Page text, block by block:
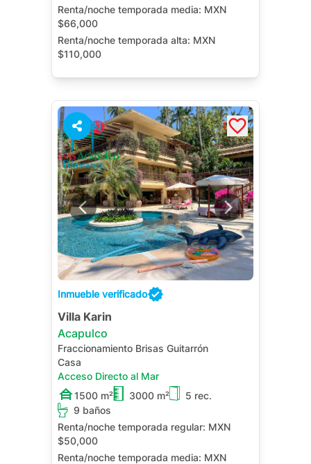
Renta/noche temporada media: MXN
$66,000
Renta/noche temporada alta: MXN
$110,000
Alberca Privada Terraza
21 1
Inmueble verificado
Villa Karin
Acapulco
Fraccionamiento Brisas Guitarrón
Casa
Acceso Directo al Mar
1500 m²
3000 m²
5 rec.
9 baños
Renta/noche temporada regular: MXN
$50,000
Renta/noche temporada media: MXN